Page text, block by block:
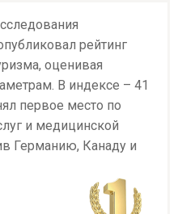
рейтинг
оценивая
В индексе – 41
первое место по
и медицинской
Германию, Канаду и